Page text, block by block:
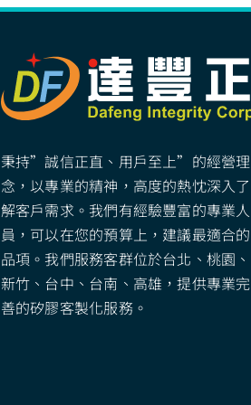
秉持”誠信正直、用戶至上”的經營理
念，以專業的精神，高度的熱忱深入了
解客戶需求。我們有經驗豐富的專業人
員，可以在您的預算上，建議最適合的
品項。我們服務客群位於台北、桃園、
新竹、台中、台南、高雄，提供專業完
善的矽膠客製化服務。